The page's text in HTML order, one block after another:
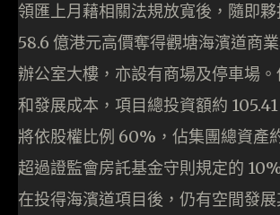
領匯上月藉相關法規放寬後，隨即
58.6 億港元高價奪得觀塘海濱道商
辦公室大樓，亦設有商場及停車場
和發展成本，項目總投資額約
將依股權比例 60%，佔集團總資產
超過證監會房託基金守則規定的
在投得海濱道項目後，仍有空間發展